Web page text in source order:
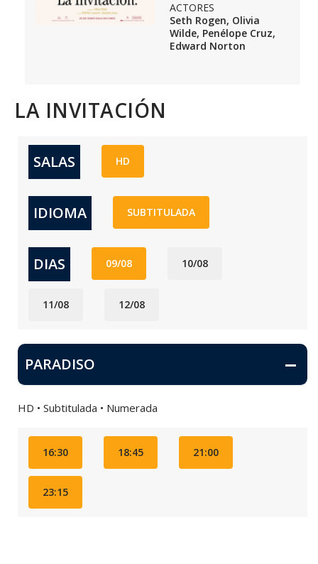
ACTORES
Seth Rogen, Olivia
Wilde, Penélope Cruz,
Edward Norton
LA INVITACIÓN
SALAS HD
IDIOMA SUBTITULADA
DIAS 09/08 10/08
11/08 12/08
PARADISO
HD • Subtitulada • Numerada
16:30 18:45 21:00
23:15